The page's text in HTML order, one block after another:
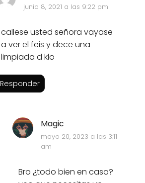
junio 8, 2021 a las 9:22 pm
callese usted señora vayase
a ver el feis y dece una
limpiada d klo
Responder
Magic
mayo 20, 2023 a las 3:11
am
Bro ¿todo bien en casa?